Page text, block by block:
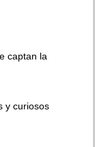
captan la
y curiosos